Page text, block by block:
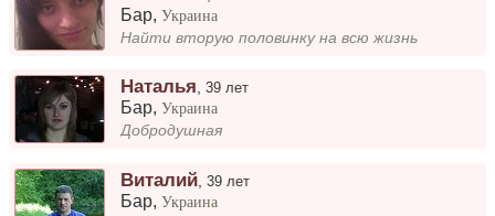
Бар,Украина
Найти вторую половинку на всю жизнь
Наталья ,39 лет
Бар,Украина
Добродушная
Виталий ,39 лет
Бар,Украина